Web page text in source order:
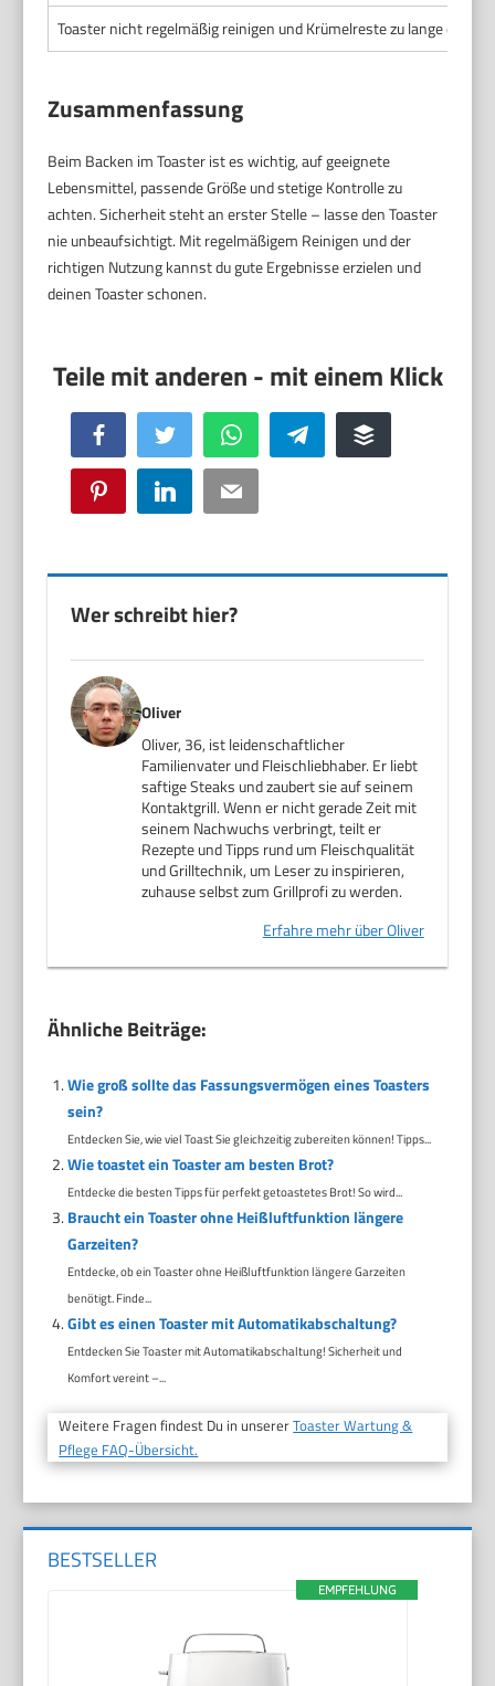
Toaster nicht regelmäßig reinigen und Krümelreste zu lange
Zusammenfassung
Beim Backen im Toaster ist es wichtig, auf geeignete
Lebensmittel, passende Größe und stetige Kontrolle zu
achten. Sicherheit steht an erster Stelle – lasse den Toaster
nie unbeaufsichtigt. Mit regelmäßigem Reinigen und der
richtigen Nutzung kannst du gute Ergebnisse erzielen und
deinen Toaster schonen.
Facebook Twitter WhatsApp Telegram Buffer
Pinterest LinkedIn Email
Wer schreibt hier?
Oliver
Oliver, 36, ist leidenschaftlicher
Familienvater und Fleischliebhaber. Er liebt
saftige Steaks und zaubert sie auf seinem
Kontaktgrill. Wenn er nicht gerade Zeit mit
seinem Nachwuchs verbringt, teilt er
Rezepte und Tipps rund um Fleischqualität
und Grilltechnik, um Leser zu inspirieren,
zuhause selbst zum Grillprofi zu werden.
Erfahre mehr über Oliver
Ähnliche Beiträge:
Wie groß sollte das Fassungsvermögen eines Toasters
sein?
Entdecken Sie, wie viel Toast Sie gleichzeitig zubereiten können! Tipps...
Wie toastet ein Toaster am besten Brot?
Entdecke die besten Tipps für perfekt getoastetes Brot! So wird...
Braucht ein Toaster ohne Heißluftfunktion längere
Garzeiten?
Entdecke, ob ein Toaster ohne Heißluftfunktion längere Garzeiten
benötigt. Finde...
Gibt es einen Toaster mit Automatikabschaltung?
Entdecken Sie Toaster mit Automatikabschaltung! Sicherheit und
Komfort vereint –...
Weitere Fragen findest Du in unsererToaster Wartung &
Pflege FAQ-Übersicht.
BESTSELLER
EMPFEHLUNG